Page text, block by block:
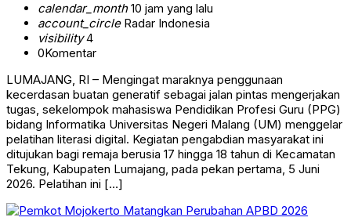
calendar_month10 jam yang lalu
account_circleRadar Indonesia
visibility4
0Komentar
​LUMAJANG, RI – Mengingat maraknya penggunaan
kecerdasan buatan generatif sebagai jalan pintas mengerjakan
tugas, sekelompok mahasiswa Pendidikan Profesi Guru (PPG)
bidang Informatika Universitas Negeri Malang (UM) menggelar
pelatihan literasi digital. Kegiatan pengabdian masyarakat ini
ditujukan bagi remaja berusia 17 hingga 18 tahun di Kecamatan
Tekung, Kabupaten Lumajang, pada pekan pertama, 5 Juni
2026. Pelatihan ini […]